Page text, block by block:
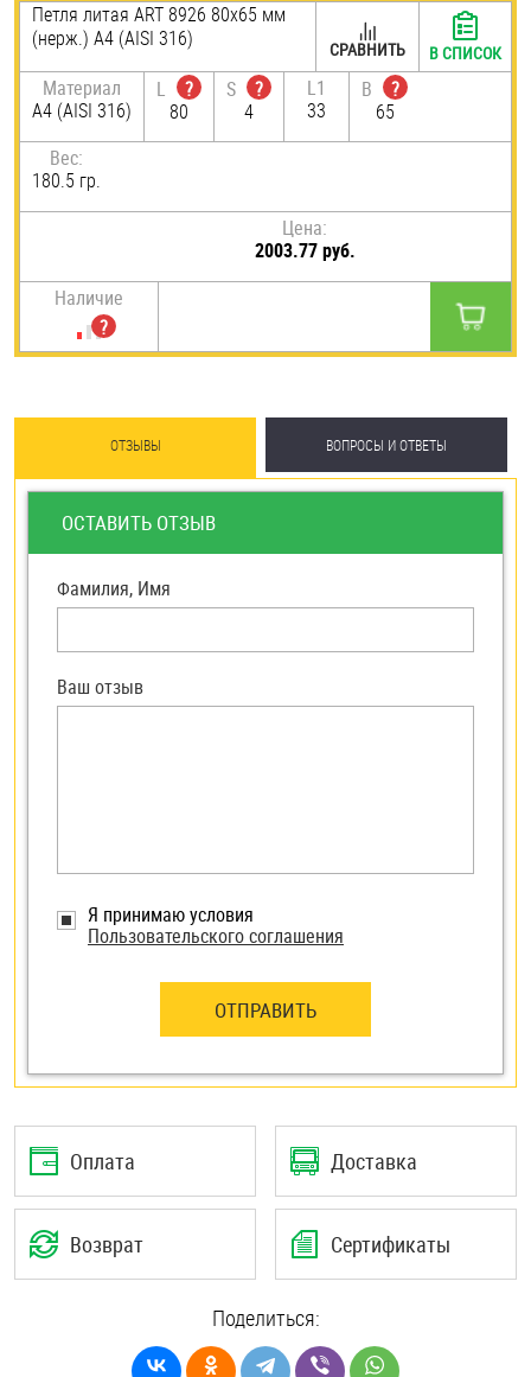
Петля литая ART 8926 80х65 мм
(нерж.) A4 (AISI 316)
Материал
A4 (AISI 316)
L
?
80
S
?
4
L1
33
B
?
65
Вес:
180.5 гр.
Цена:
2003.77 руб.
Наличие
СРАВНИТЬ В СПИСОК
ОТЗЫВЫ ВОПРОСЫ И ОТВЕТЫ
ОСТАВИТЬ ОТЗЫВ
Фамилия, Имя
Я принимаю условия
Пользовательского соглашения
ОТПРАВИТЬ
Ваш отзыв
Оплата Доставка
Возврат Сертификаты
Поделиться: